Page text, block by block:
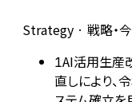
Strategy · 戦略・
1AI活用生産
直しにより